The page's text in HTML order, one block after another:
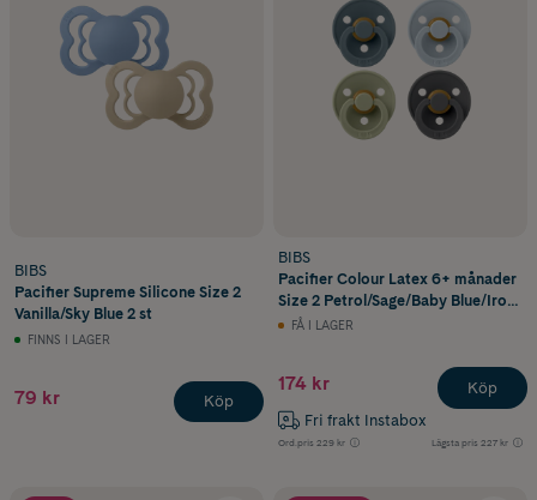
BIBS
Pacifier Supreme Silicone Size 2
Vanilla/Sky Blue 2 st
FINNS I LAGER
79 kr Köp
BIBS
Pacifier Colour Latex 6+ månader
Size 2 Petrol/Sage/Baby Blue/Iron
4 stFÅ I LAGER
174 kr
Fri frakt Instabox
Ord.pris 229 kr Lägsta pris 227 kr
Köp